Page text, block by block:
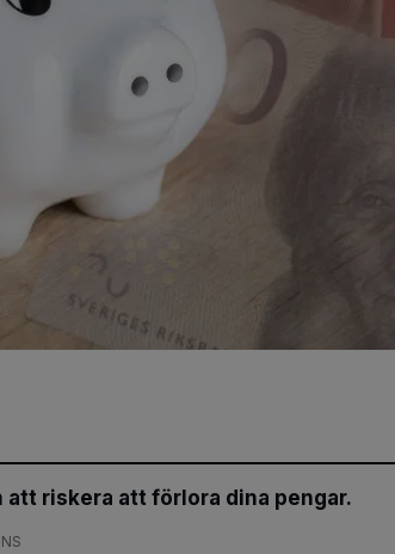
att riskera att förlora dina pengar.